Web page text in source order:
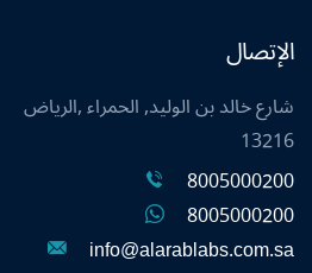
الإتصال
شارع خالد بن الوليد, الحمراء ,الرياض
13216
8005000200
8005000200
info@alarablabs.com.sa